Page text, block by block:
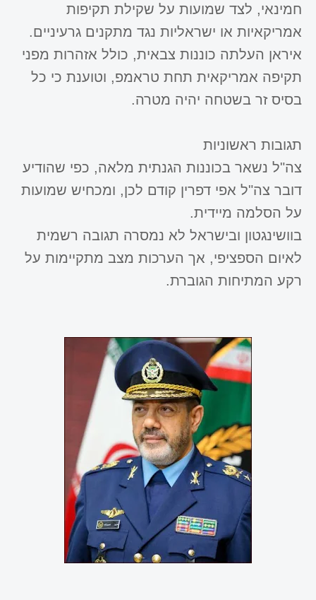
חמינאי, לצד שמועות על שקילת תקיפות
אמריקאיות או ישראליות נגד מתקנים גרעיניים.
​איראן העלתה כוננות צבאית, כולל אזהרות מפני
תקיפה אמריקאית תחת טראמפ, וטוענת כי כל
בסיס זר בשטחה יהיה מטרה.
תגובות ראשוניות
צה"ל נשאר בכוננות הגנתית מלאה, כפי שהודיע
דובר צה"ל אפי דפרין קודם לכן, ומכחיש שמועות
על הסלמה מיידית.
​בוושינגטון ובישראל לא נמסרה תגובה רשמית
לאיום הספציפי, אך הערכות מצב מתקיימות על
רקע המתיחות הגוברת.